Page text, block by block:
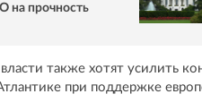
на прочность
также хотят усилить
при поддержке